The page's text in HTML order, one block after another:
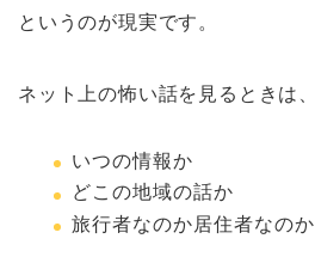
というのが現実です。
ネット上の怖い話を見るときは、
いつの情報か
どこの地域の話か
旅行者なのか居住者なのか